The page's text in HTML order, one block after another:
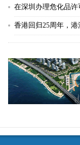
在深圳办理危化品